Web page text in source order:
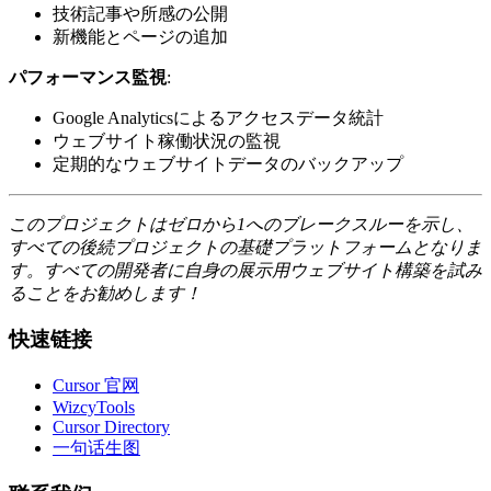
技術記事や所感の公開
新機能とページの追加
パフォーマンス監視:
Google Analyticsによるアクセスデータ統計
ウェブサイト稼働状況の監視
定期的なウェブサイトデータのバックアップ
このプロジェクトはゼロから1へのブレークスルーを示し、
すべての後続プロジェクトの基礎プラットフォームとなりま
す。すべての開発者に自身の展示用ウェブサイト構築を試み
ることをお勧めします！
快速链接
Cursor 官网
WizcyTools
Cursor Directory
一句话生图